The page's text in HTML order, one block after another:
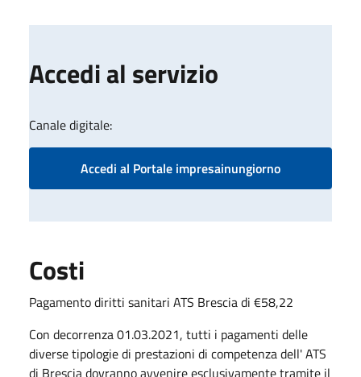
Accedi al servizio
Canale digitale:
Accedi al Portale impresainungiorno
Costi
Pagamento diritti sanitari ATS Brescia di €58,22
Con decorrenza 01.03.2021, tutti i pagamenti delle
diverse tipologie di prestazioni di competenza dell' ATS
di Brescia dovranno avvenire esclusivamente tramite il